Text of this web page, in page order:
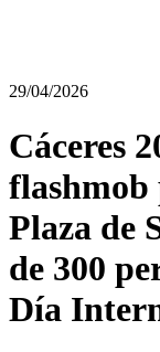
29/04/2026
Cáceres
Plaza de
de 300
Día